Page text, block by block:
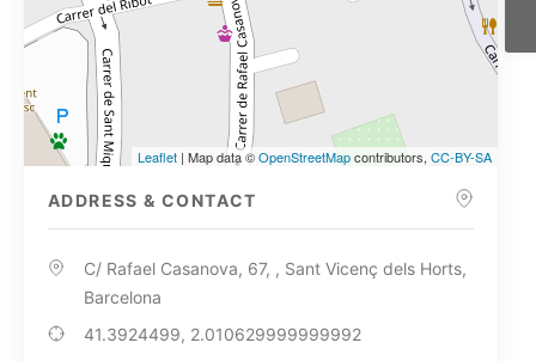
Leaflet | Map data ©OpenStreetMapcontributors,CC-BY-SA
ADDRESS & CONTACT
C/ Rafael Casanova, 67, , Sant Vicenç dels Horts,
Barcelona
41.3924499, 2.010629999999992